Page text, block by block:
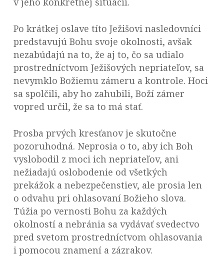
Po krátkej oslave títo Ježišovi nasledovníci
predstavujú Bohu svoje okolnosti, avšak
nezabúdajú na to, že aj to, čo sa udialo
prostredníctvom Ježišových nepriateľov, sa
nevymklo Božiemu zámeru a kontrole. Hoci
sa spolčili, aby ho zahubili, Boží zámer
vopred určil, že sa to má stať.
Prosba prvých kresťanov je skutočne
pozoruhodná. Neprosia o to, aby ich Boh
vyslobodil z moci ich nepriateľov, ani
nežiadajú oslobodenie od všetkých
prekážok a nebezpečenstiev, ale prosia len
o odvahu pri ohlasovaní Božieho slova.
Túžia po vernosti Bohu za každých
okolností a nebránia sa vydávať svedectvo
pred svetom prostredníctvom ohlasovania
i pomocou znamení a zázrakov.